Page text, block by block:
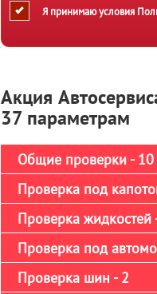
Я принимаю условия
Акция
37 параметрам
Общие проверки - 10
Проверка под
Проверка жидкостей
Проверка под
Проверка шин - 2